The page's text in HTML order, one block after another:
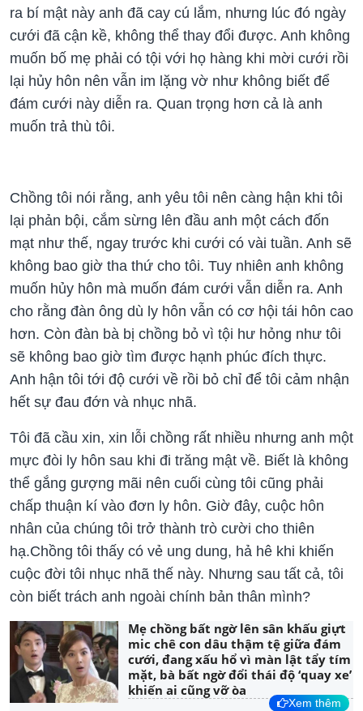
ra bí mật này anh đã cay cú lắm, nhưng lúc đó ngày
cưới đã cận kề, không thể thay đổi được. Anh không
muốn bố mẹ phải có tội với họ hàng khi mời cưới rồi
lại hủy hôn nên vẫn im lặng vờ như không biết để
đám cưới này diễn ra. Quan trọng hơn cả là anh
muốn trả thù tôi.
Chồng tôi nói rằng, anh yêu tôi nên càng hận khi tôi
lại phản bội, cắm sừng lên đầu anh một cách đốn
mạt như thế, ngay trước khi cưới có vài tuần. Anh sẽ
không bao giờ tha thứ cho tôi. Tuy nhiên anh không
muốn hủy hôn mà muốn đám cưới vẫn diễn ra. Anh
cho rằng đàn ông dù ly hôn vẫn có cơ hội tái hôn cao
hơn. Còn đàn bà bị chồng bỏ vì tội hư hỏng như tôi
sẽ không bao giờ tìm được hạnh phúc đích thực.
Anh hận tôi tới độ cưới về rồi bỏ chỉ để tôi cảm nhận
hết sự đau đớn và nhục nhã.
Tôi đã cầu xin, xin lỗi chồng rất nhiều nhưng anh một
mực đòi ly hôn sau khi đi trăng mật về. Biết là không
thể gắng gượng mãi nên cuối cùng tôi cũng phải
chấp thuận kí vào đơn ly hôn. Giờ đây, cuộc hôn
nhân của chúng tôi trở thành trò cười cho thiên
hạ.Chồng tôi thấy có vẻ ung dung, hả hê khi khiến
cuộc đời tôi nhục nhã thế này. Nhưng sau tất cả, tôi
còn biết trách anh ngoài chính bản thân mình?
Mẹ chồng bất ngờ lên sân khấu giựt
mic chê con dâu thậm tệ giữa đám
cưới, đang xấu hổ vì màn lật tẩy tím
mặt, bà bất ngờ đổi thái độ ‘quay xe’
khiến ai cũng vỡ òa
Xem thêm